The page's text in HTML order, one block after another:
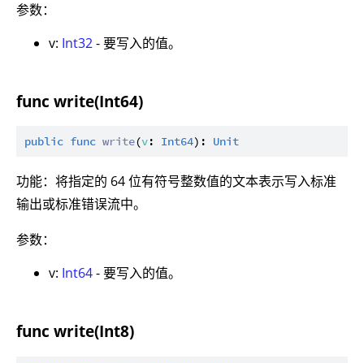
参数：
v: Int32- 要写入的值。
func write(Int64)
public func write(v: Int64): Unit
功能：将指定的 64 位有符号整数值的文本表示写入标准
输出或标准错误流中。
参数：
v: Int64- 要写入的值。
func write(Int8)